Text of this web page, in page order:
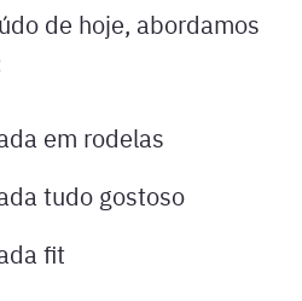
de hoje, abordamos
em rodelas
tudo gostoso
fit